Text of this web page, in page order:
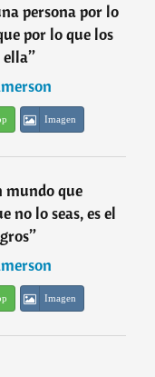
persona por lo
por lo que los
ella”
Imagen
mundo que
no lo seas, es el
”
Imagen